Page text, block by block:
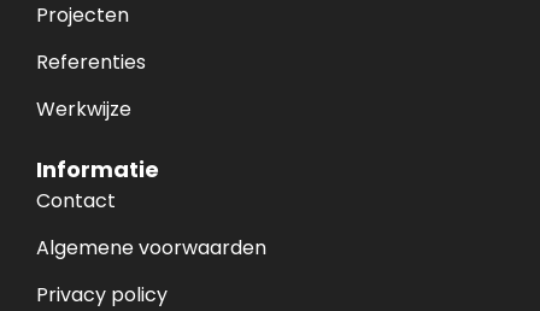
Projecten
Referenties
Werkwijze
Informatie
Contact
Algemene voorwaarden
Privacy policy